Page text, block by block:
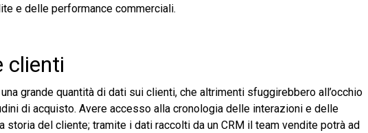
e delle performance commerciali.
clienti
grande quantità di dati sui clienti, che altrimenti sfuggirebbero all’occhio
di acquisto. Avere accesso alla cronologia delle interazioni e delle
del cliente; tramite i dati raccolti da un CRM il team vendite potrà ad